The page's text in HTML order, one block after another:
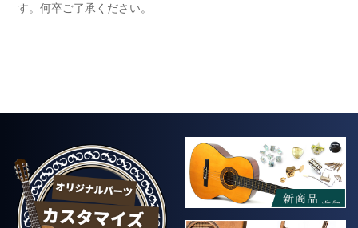
す。何卒ご了承ください。